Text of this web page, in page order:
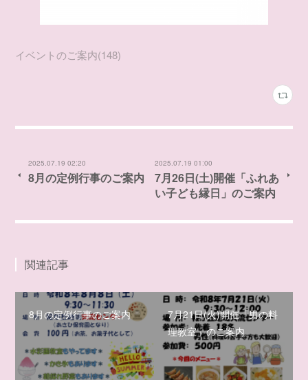
イベントのご案内(148)
2025.07.19 02:20
8月の定例行事のご案内
2025.07.19 01:00
7月26日(土)開催「ふれあ
い子ども縁日」のご案内
関連記事
8月の定例行事のご案内
7月21日(火)開催「男の料
理教室」のご案内